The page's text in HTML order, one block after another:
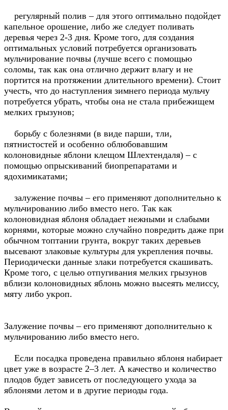
регулярный полив – для этого оптимально подойдет
капельное орошение, либо же следует поливать
деревья через 2-3 дня. Кроме того, для создания
оптимальных условий потребуется организовать
мульчирование почвы (лучше всего с помощью
соломы, так как она отлично держит влагу и не
портится на протяжении длительного времени). Стоит
учесть, что до наступления зимнего периода мульчу
потребуется убрать, чтобы она не стала прибежищем
мелких грызунов;
борьбу с болезнями (в виде парши, тли,
пятнистостей и особенно облюбовавшим
колоновидные яблони клещом Шлехтендаля) – с
помощью опрыскиваний биопрепаратами и
ядохимикатами;
залужение почвы – его применяют дополнительно к
мульчированию либо вместо него. Так как
колоновидная яблоня обладает нежными и слабыми
корнями, которые можно случайно повредить даже при
обычном топтании грунта, вокруг таких деревьев
высевают злаковые культуры для укрепления почвы.
Периодически данные злаки потребуется скашивать.
Кроме того, с целью отпугивания мелких грызунов
вблизи колоновидных яблонь можно высеять мелиссу,
мяту либо укроп.
Залужение почвы – его применяют дополнительно к
мульчированию либо вместо него.
Если посадка проведена правильно яблоня набирает
цвет уже в возрасте 2–3 лет. А качество и количество
плодов будет зависеть от последующего ухода за
яблонями летом и в другие периоды года.